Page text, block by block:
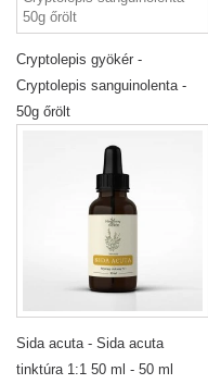
Cryptolepis gyökér -
Cryptolepis sanguinolenta -
50g őrölt
Sida acuta - Sida acuta
tinktúra 1:1 50 ml - 50 ml